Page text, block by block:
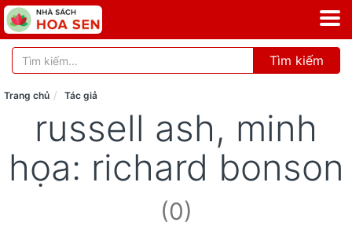
Tìm kiếm
Trang chủ Tác giả
russell ash, minh
họa: richard bonson
(0)